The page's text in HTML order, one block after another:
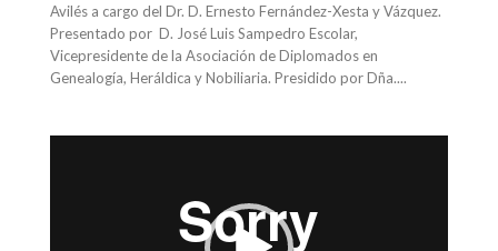
Avilés a cargo del Dr. D. Ernesto Fernández-Xesta y Vázquez.
Presentado por D. José Luis Sampedro Escolar,
Vicepresidente de la Asociación de Diplomados en
Genealogía, Heráldica y Nobiliaria. Presidido por Dña....